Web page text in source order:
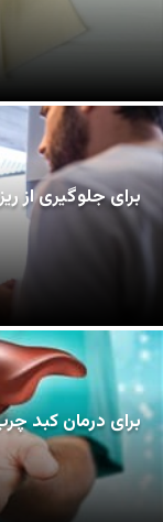
برای جلوگیری از
برای درمان کبد